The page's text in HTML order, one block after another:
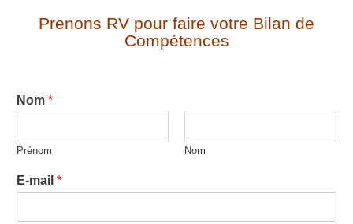
Prenons RV pour faire votre Bilan de
Compétences
Nom *
Prénom Nom
E-mail *